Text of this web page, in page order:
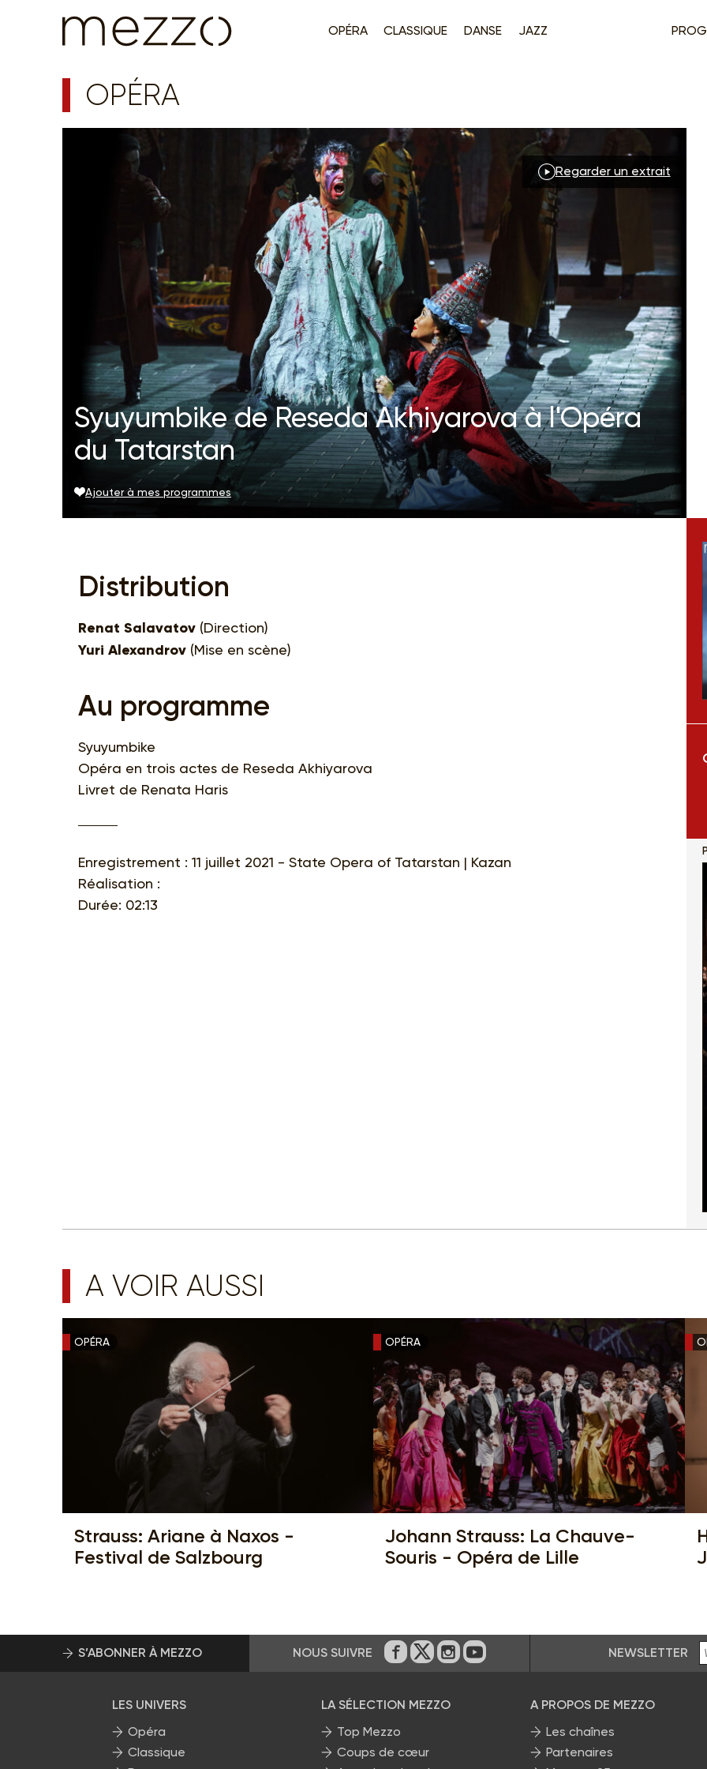
OPÉRA CLASSIQUE DANSE JAZZ
OPÉRA
Syuyumbike de Reseda Akhiyarova à l'Opéra
du Tatarstan
Regarder un extrait
Ajouter à mes programmes
Distribution
Renat Salavatov (Direction)
Yuri Alexandrov (Mise en scène)
Au programme
Syuyumbike
Opéra en trois actes de Reseda Akhiyarova
Livret de Renata Haris
Enregistrement : 11 juillet 2021 - State Opera of Tatarstan | Kazan
Réalisation :
Durée: 02:13
A VOIR AUSSI
OPÉRA
Strauss: Ariane à Naxos -
Festival de Salzbourg
OPÉRA
Johann Strauss: La Chauve-
Souris - Opéra de Lille
S’ABONNER À MEZZO NOUS SUIVRE Sur Facebook
Sur Twitter
Sur Instagram
Sur Youtube NEWSLETTER
LES UNIVERS
Opéra
Classique
LA SÉLECTION MEZZO
Top Mezzo
Coups de cœur
A PROPOS DE MEZZO
Les chaînes
Partenaires